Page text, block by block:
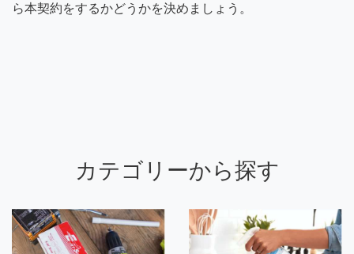
ら本契約をするかどうかを決めましょう。
カテゴリーから探す